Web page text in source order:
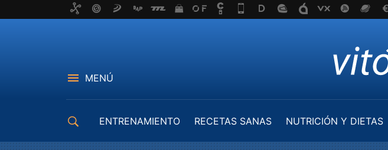
MENÚ
ENTRENAMIENTO RECETAS SANAS NUTRICIÓN Y DIETAS